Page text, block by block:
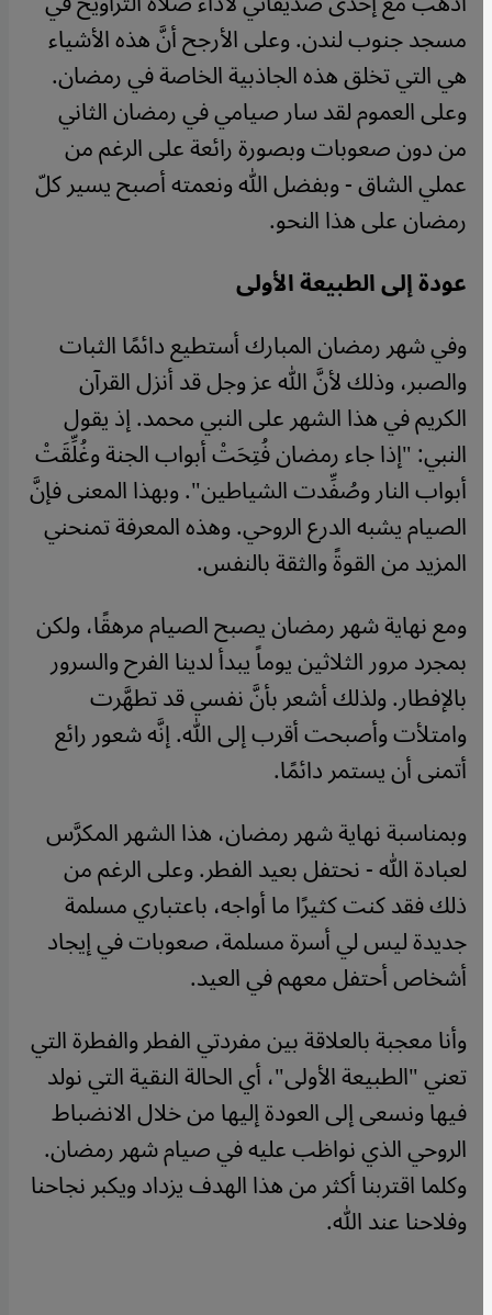
مسجد جنوب لندن. وعلى الأرجح أنَّ هذه الأشياء
هي التي تخلق هذه الجاذبية الخاصة في رمضان.
وعلى العموم لقد سار صيامي في رمضان الثاني
من دون صعوبات وبصورة رائعة على الرغم من
عملي الشاق - وبفضل الله ونعمته أصبح يسير كلّ
رمضان على هذا النحو.
عودة إلى الطبيعة الأولى
وفي شهر رمضان المبارك أستطيع دائمًا الثبات
والصبر، وذلك لأنَّ الله عز وجل قد أنزل القرآن
الكريم في هذا الشهر على النبي محمد. إذ يقول
النبي: "إذا جاء رمضان فُتِحَتْ أبواب الجنة وغُلِّقَتْ
أبواب النار وصُفِّدت الشياطين". وبهذا المعنى فإنَّ
الصيام يشبه الدرع الروحي. وهذه المعرفة تمنحني
المزيد من القوةً والثقة بالنفس.
ومع نهاية شهر رمضان يصبح الصيام مرهقًا، ولكن
بمجرد مرور الثلاثين يوماً يبدأ لدينا الفرح والسرور
بالإفطار. ولذلك أشعر بأنَّ نفسي قد تطهَّرت
وامتلأت وأصبحت أقرب إلى الله. إنَّه شعور رائع
أتمنى أن يستمر دائمًا.
وبمناسبة نهاية شهر رمضان، هذا الشهر المكرَّس
لعبادة الله - نحتفل بعيد الفطر. وعلى الرغم من
ذلك فقد كنت كثيرًا ما أواجه، باعتباري مسلمة
جديدة ليس لي أسرة مسلمة، صعوبات في إيجاد
أشخاص أحتفل معهم في العيد.
وأنا معجبة بالعلاقة بين مفردتي الفطر والفطرة التي
تعني "الطبيعة الأولى"، أي الحالة النقية التي نولد
فيها ونسعى إلى العودة إليها من خلال الانضباط
الروحي الذي نواظب عليه في صيام شهر رمضان.
وكلما اقتربنا أكثر من هذا الهدف يزداد ويكبر نجاحنا
وفلاحنا عند الله.